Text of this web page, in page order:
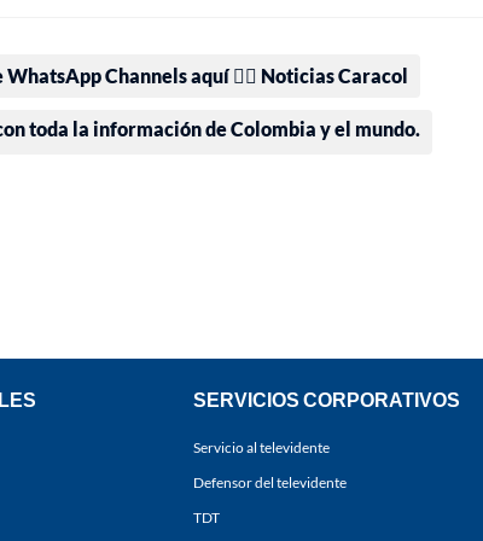
Channels aquí 👉🏻 Noticias Caracol
toda la información de Colombia y el mundo.
SERVICIOS CORPORATIVOS
Servicio al televidente
Defensor del televidente
TDT